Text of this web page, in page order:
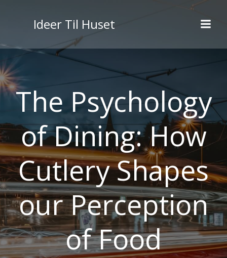
indhold
Ideer Til Huset
The Psychology
of Dining: How
Cutlery Shapes
our Perception
of Food